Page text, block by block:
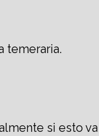
temeraria.
si esto